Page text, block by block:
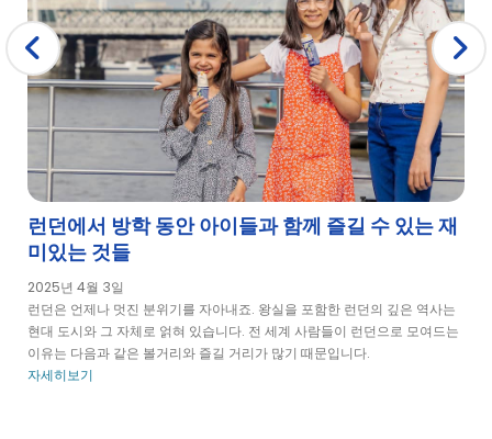
런던에서 방학 동안 아이들과 함께 즐길 수 있는 재
미있는 것들
2025년 4월 3일
런던은 언제나 멋진 분위기를 자아내죠. 왕실을 포함한 런던의 깊은 역사는
현대 도시와 그 자체로 얽혀 있습니다. 전 세계 사람들이 런던으로 모여드는
이유는 다음과 같은 볼거리와 즐길 거리가 많기 때문입니다.
자세히보기